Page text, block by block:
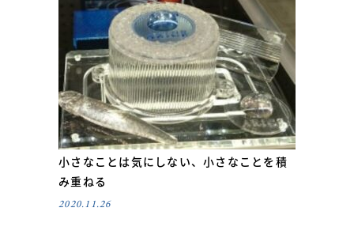
小さなことは気にしない、小さなことを積
み重ねる
2020.11.26